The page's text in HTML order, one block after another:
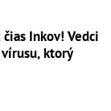
Inkov! Vedci
ktorý